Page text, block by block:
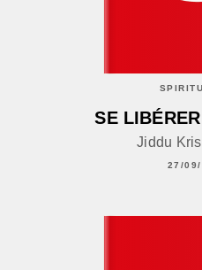
SE
Jiddu
27/